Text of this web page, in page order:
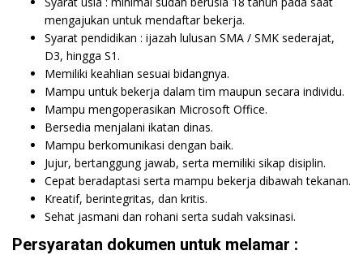
mengajukan untuk mendaftar bekerja.
Syarat pendidikan : ijazah lulusan SMA / SMK sederajat,
D3, hingga S1.
Memiliki keahlian sesuai bidangnya.
Mampu untuk bekerja dalam tim maupun secara individu.
Mampu mengoperasikan Microsoft Office.
Bersedia menjalani ikatan dinas.
Mampu berkomunikasi dengan baik.
Jujur, bertanggung jawab, serta memiliki sikap disiplin.
Cepat beradaptasi serta mampu bekerja dibawah tekanan.
Kreatif, berintegritas, dan kritis.
Sehat jasmani dan rohani serta sudah vaksinasi.
Persyaratan dokumen untuk melamar :